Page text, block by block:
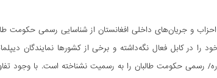
و جریان‌های داخلی افغانستان از شناسایی رسمی حکومت
در کابل فعال نگه‌داشته و برخی از کشورها نمایندگان
رسمی حکومت طالبان را به رسمیت نشناخته است. با وجود